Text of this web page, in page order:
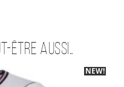
être aussi…
-40%
NEW!